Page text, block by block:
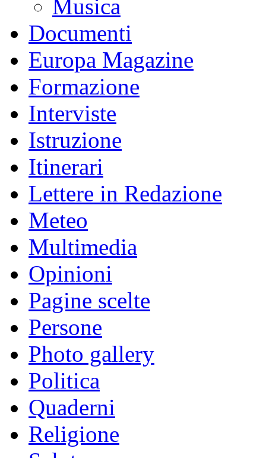
Musica
Documenti
Europa Magazine
Formazione
Interviste
Istruzione
Itinerari
Lettere in Redazione
Meteo
Multimedia
Opinioni
Pagine scelte
Persone
Photo gallery
Politica
Quaderni
Religione